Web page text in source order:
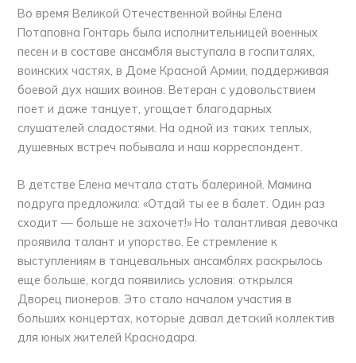
Во время Великой Отечественной войны Елена
Потаповна Гонтарь была исполнительницей военных
песен и в составе ансамбля выступала в госпиталях,
воинских частях, в Доме Красной Армии, поддерживая
боевой дух наших воинов. Ветеран с удовольствием
поет и даже танцует, угощает благодарных
слушателей сладостями. На одной из таких теплых,
душевных встреч побывала и наш корреспондент.
В детстве Елена мечтала стать балериной. Мамина
подруга предложила: «Отдай ты ее в балет. Один раз
сходит — больше не захочет!» Но талантливая девочка
проявила талант и упорство. Ее стремление к
выступлениям в танцевальных ансамблях раскрылось
еще больше, когда появились условия: открылся
Дворец пионеров. Это стало началом участия в
больших концертах, которые давал детский коллектив
для юных жителей Краснодара.